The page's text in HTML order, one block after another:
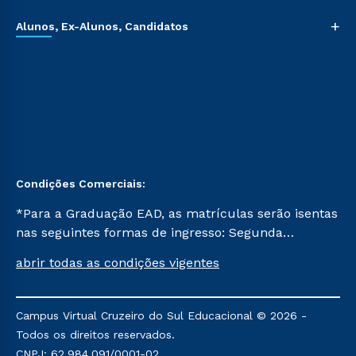
Alunos, Ex-Alunos, Candidatos +
Condições Comerciais:
*Para a Graduação EAD, as matrículas serão isentas
nas seguintes formas de ingresso: Segunda
Já para as demais, a taxa de matrícula será de R$
mencionadas são referentes aos cursos: Ensino
Religioso, Geografia para a Docência e Metodologia
do Ensino de História: Questões Atuais.
abrir todas as condições vigentes
Campus Virtual Cruzeiro do Sul Educacional © 2026 -
Todos os direitos reservados.